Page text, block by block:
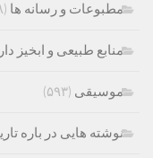
مطبوعات و رسانه ها (۶,۷۲۸)
منابع طبیعی و ابخیز
موسیقی (۵۹۳)
نوشته هایی در باره